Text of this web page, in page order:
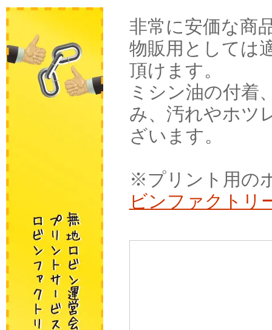
非常に安価な商
物販用としては
頂けます。
ミシン油の付着
み、汚れやホツ
ざいます。
※プリント用の
ビンファクトリ